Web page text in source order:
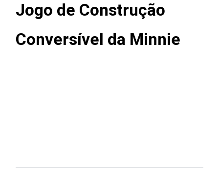
Jogo de Construção
Conversível da Minnie